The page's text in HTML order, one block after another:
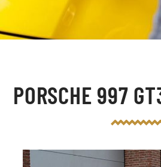
PORSCHE 997